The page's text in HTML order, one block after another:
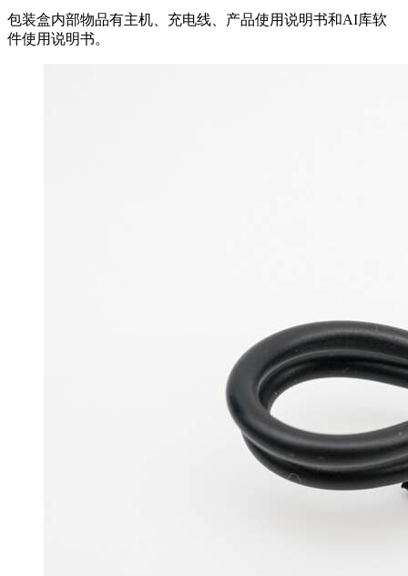
包装盒内部物品有主机、充电线、产品使用说明书和AI库软
件使用说明书。